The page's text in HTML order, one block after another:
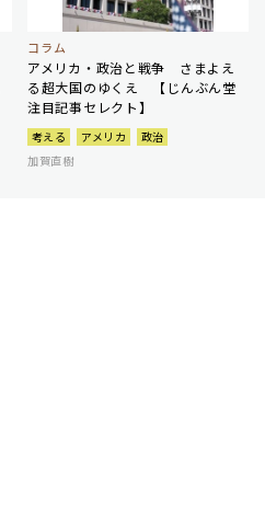
コラム
アメリカ・政治と戦争 さまよえ
る超大国のゆくえ 【じんぶん堂
注目記事セレクト】
考える アメリカ
政治
加賀直樹